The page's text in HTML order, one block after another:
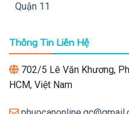
Quận 11
Thông Tin Liên Hệ
702/5 Lê Văn Khương,
HCM, Việt Nam